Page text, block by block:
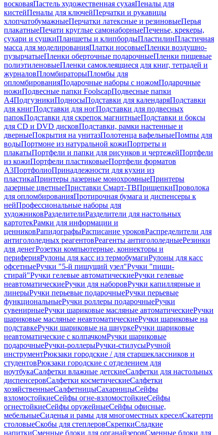
восковаяПастель художественная сухаяПеналы для
кистейПеналы для ключейПерчатки и рукавицы
хлопчатобумажныеПерчатки латексные и резиновыеПерья
плакатныеПечати круглые самонаборныеПеченье, крекеры,
сухари и сушкиПланшеты и клипбордыПластилинПластичная
масса для моделированияПлатки носовыеПленки воздушно-
пузырчатыеПленки оберточные подарочныеПленки пищевые
полиэтиленовыеПленки самоклеящиеся для книг, тетрадей и
журналовПломбираторыПломбы для
опломбированияПодарочные наборы с ножомПодарочные
ножиПодвесные папки FoolscapПодвесные папки
А4ПодгузникиПодносыПодставки для календаряПодставки
для книгПодставки для ногПодставки для подвесных
папокПодставки для скрепок магнитныеПодставки и боксы
для CD и DVD дисковПодставки, рамки настенные и
дверныеПокрытия на унитазПолотенца вафельныеПомпы для
водыПортмоне из натуральной кожиПортреты и
плакатыПортфели и папки для рисунков и чертежейПортфели
из кожиПортфели пластиковыеПортфели форматов
А3ПортфолиоПринадлежности для кухни из
пластикаПринтеры лазерные монохромныеПринтеры
лазерные цветныеПриставки Смарт-ТВПрищепкиПроволока
для опломбированияПротирочная бумага и диспенсеры к
нейПрофессиональные наборы для
художниковРазделителиРазделители для настольных
картотекРамки для информации и
ценниковРапидографыРасписание уроковРаспределители для
антигололедных реагентовРеагенты антигололедныеРезинки
для денегРозетки компьютерные, коннекторы и
периферияРулоны для касс из термобумагиРулоны для касс
офсетныеРучки "5-й пишущий узел"Ручки "пиши-
стирай"Ручки гелевые автоматическиеРучки гелевые
неавтоматическиеРучки для наборовРучки капиллярные и
линерыРучки перьевые подарочныеРучки перьевые
функциональныеРучки роллеры подарочныеРучки
сувенирныеРучки шариковые масляные автоматическиеРучки
шариковые масляные неавтоматическиеРучки шариковые на
подставкеРучки шариковые на шнуркеРучки шариковые
неавтоматические с колпачкомРучки шариковые
подарочныеРучки-роллерыРучки-стилусыРучной
инструментРюкзаки городские / для старшеклассников и
студентовРюкзаки городские с отделением для
ноутбукаСалфетки влажные детскиеСалфетки для настольных
диспенсеровСалфетки косметическиеСалфетки
хозяйственныеСалфетницыСахарницыСейфы
взломостойкиеСейфы огне-взломостойкиеСейфы
огнестойкиеСейфы оружейныеСейфы офисные,
мебельныеСиденья и рамы для многоместных креселСкатерти
столовыеСкобы для степлеровСкрепкиСладкие
напиткиСменные блоки для органайзеровСменные блоки для